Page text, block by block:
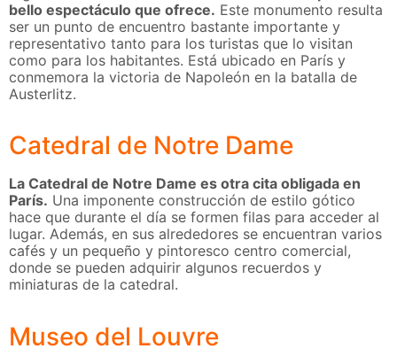
bello espectáculo que ofrece. Este monumento resulta
ser un punto de encuentro bastante importante y
representativo tanto para los turistas que lo visitan
como para los habitantes. Está ubicado en París y
conmemora la victoria de Napoleón en la batalla de
Austerlitz.
Catedral de Notre Dame
La Catedral de Notre Dame es otra cita obligada en
París. Una imponente construcción de estilo gótico
hace que durante el día se formen filas para acceder al
lugar. Además, en sus alrededores se encuentran varios
cafés y un pequeño y pintoresco centro comercial,
donde se pueden adquirir algunos recuerdos y
miniaturas de la catedral.
Museo del Louvre